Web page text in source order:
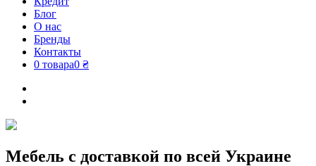
Блог
О нас
Бренды
Контакты
0 товара0 ₴
Мебель с доставкой по всей Украине